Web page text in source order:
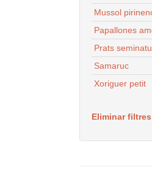
Mussol
Papallones
Prats
Samaruc
Xoriguer petit
Eliminar filtres